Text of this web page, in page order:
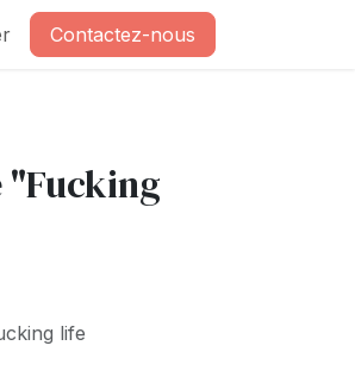
Contactez-nous
"Fucking
life